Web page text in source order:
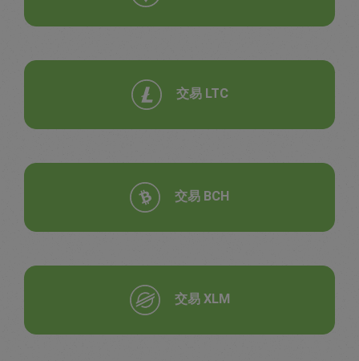
交易 LTC
交易 BCH
交易 XLM